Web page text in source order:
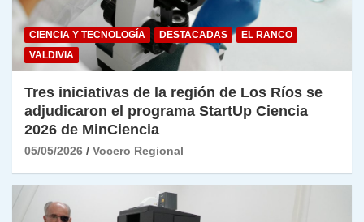
CIENCIA Y TECNOLOGÍA DESTACADAS
EL RANCO
VALDIVIA
Tres iniciativas de la región de Los Ríos se
adjudicaron el programa StartUp Ciencia
2026 de MinCiencia
05/05/2026 Vocero Regional